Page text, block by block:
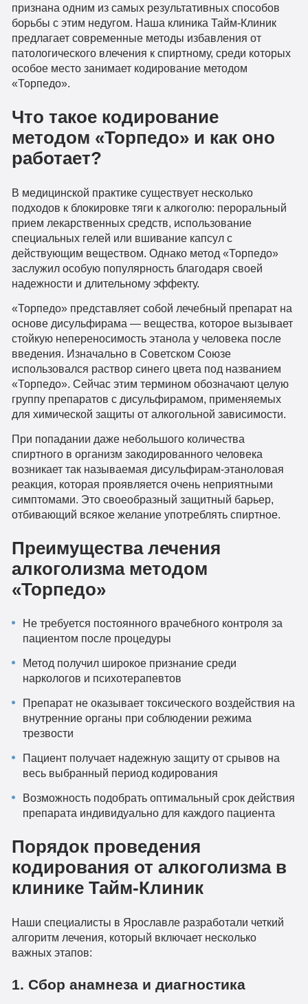
признана одним из самых результативных способов
борьбы с этим недугом. Наша клиника Тайм-Клиник
предлагает современные методы избавления от
патологического влечения к спиртному, среди которых
особое место занимает кодирование методом
«Торпедо».
Что такое кодирование
методом «Торпедо» и как оно
работает?
В медицинской практике существует несколько
подходов к блокировке тяги к алкоголю: пероральный
прием лекарственных средств, использование
специальных гелей или вшивание капсул с
действующим веществом. Однако метод «Торпедо»
заслужил особую популярность благодаря своей
надежности и длительному эффекту.
«Торпедо» представляет собой лечебный препарат на
основе дисульфирама — вещества, которое вызывает
стойкую непереносимость этанола у человека после
введения. Изначально в Советском Союзе
использовался раствор синего цвета под названием
«Торпедо». Сейчас этим термином обозначают целую
группу препаратов с дисульфирамом, применяемых
для химической защиты от алкогольной зависимости.
При попадании даже небольшого количества
спиртного в организм закодированного человека
возникает так называемая дисульфирам-этаноловая
реакция, которая проявляется очень неприятными
симптомами. Это своеобразный защитный барьер,
отбивающий всякое желание употреблять спиртное.
Преимущества лечения
алкоголизма методом
«Торпедо»
Не требуется постоянного врачебного контроля за
пациентом после процедуры
Метод получил широкое признание среди
наркологов и психотерапевтов
Препарат не оказывает токсического воздействия на
внутренние органы при соблюдении режима
трезвости
Пациент получает надежную защиту от срывов на
весь выбранный период кодирования
Возможность подобрать оптимальный срок действия
препарата индивидуально для каждого пациента
Порядок проведения
кодирования от алкоголизма в
клинике Тайм-Клиник
Наши специалисты в Ярославле разработали четкий
алгоритм лечения, который включает несколько
важных этапов:
1. Сбор анамнеза и диагностика